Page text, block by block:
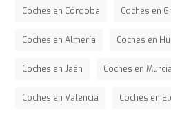
Coches en Córdoba Coches en
Coches en Almería Coches en
Coches en Jaén Coches en Murcia
Coches en Valencia Coches en